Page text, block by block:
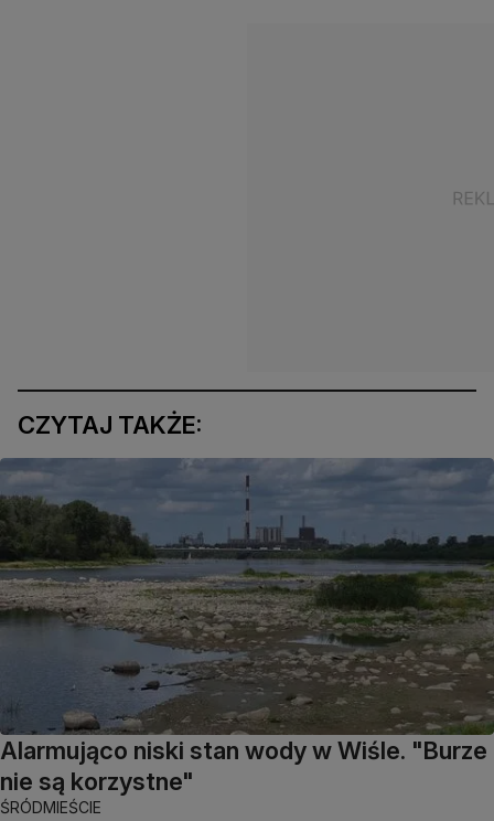
CZYTAJ TAKŻE:
Alarmująco niski stan wody w Wiśle. "Burze
nie są korzystne"
ŚRÓDMIEŚCIE